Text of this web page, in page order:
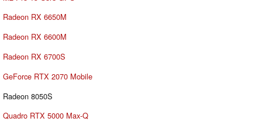
Radeon RX 6650M
Radeon RX 6600M
Radeon RX 6700S
GeForce RTX 2070 Mobile
Radeon 8050S
Quadro RTX 5000 Max-Q